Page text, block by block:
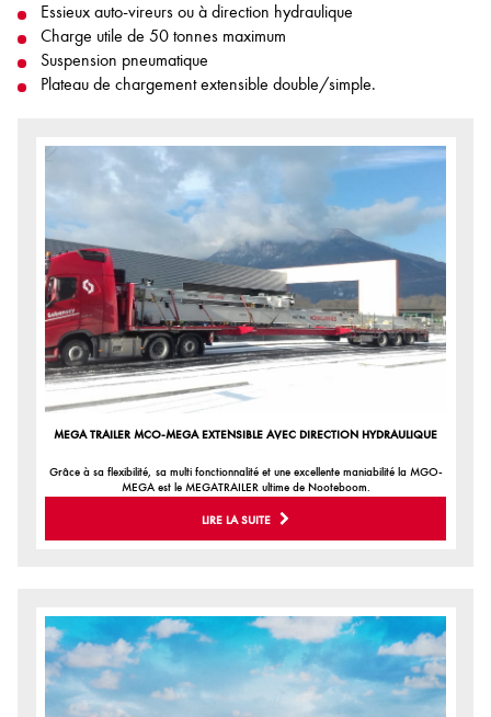
Essieux auto-vireurs ou à direction hydraulique
Charge utile de 50 tonnes maximum
Suspension pneumatique
Plateau de chargement extensible double/simple.
MEGA TRAILER MCO-MEGA EXTENSIBLE AVEC DIRECTION HYDRAULIQUE
Grâce à sa flexibilité, sa multi fonctionnalité et une excellente maniabilité la MGO-
MEGA est le MEGATRAILER ultime de Nooteboom.
LIRE LA SUITE